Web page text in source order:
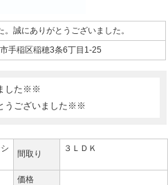
。誠にありがとうございました。
手稲区稲穂3条6丁目1-25
した※※
うございました※※
間取り
３ＬＤＫ
価格